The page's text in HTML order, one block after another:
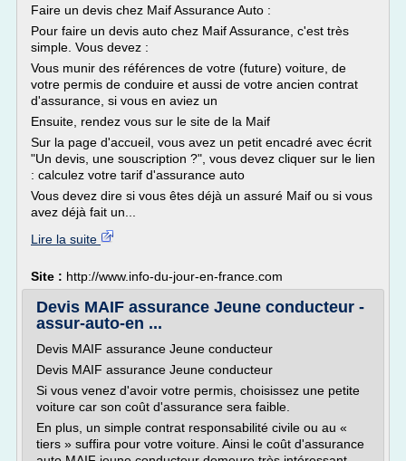
Faire un devis chez Maif Assurance Auto :
Pour faire un devis auto chez Maif Assurance, c'est très
simple. Vous devez :
Vous munir des références de votre (future) voiture, de
votre permis de conduire et aussi de votre ancien contrat
d'assurance, si vous en aviez un
Ensuite, rendez vous sur le site de la Maif
Sur la page d'accueil, vous avez un petit encadré avec écrit
"Un devis, une souscription ?", vous devez cliquer sur le lien
: calculez votre tarif d'assurance auto
Vous devez dire si vous êtes déjà un assuré Maif ou si vous
avez déjà fait un...
Lire la suite
Site : http://www.info-du-jour-en-france.com
Devis MAIF assurance Jeune conducteur -
assur-auto-en ...
Devis MAIF assurance Jeune conducteur
Devis MAIF assurance Jeune conducteur
Si vous venez d'avoir votre permis, choisissez une petite
voiture car son coût d'assurance sera faible.
En plus, un simple contrat responsabilité civile ou au «
tiers » suffira pour votre voiture. Ainsi le coût d'assurance